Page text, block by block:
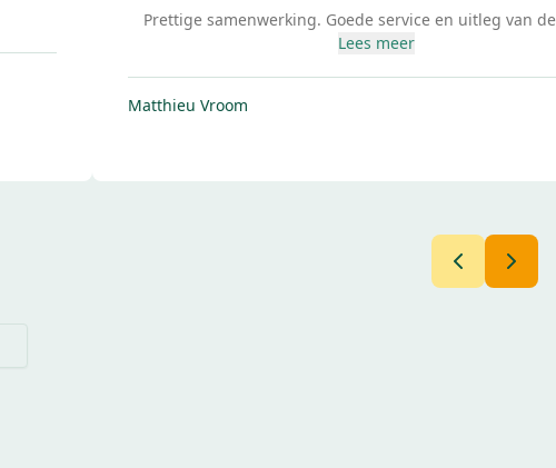
Prettige samenwerking. Goede service en uitleg van
Lees meer
Matthieu Vroom